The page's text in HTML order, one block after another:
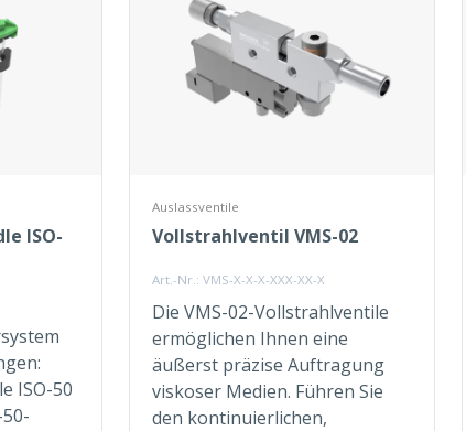
ISO-
ISO-50
Auslassventile
Vollstrahlventil VMS-02
Art.-Nr.: VMS-X-X-X-XXX-XX-X
Die VMS-02-Vollstrahlventile
ermöglichen Ihnen eine
äußerst präzise Auftragung
viskoser Medien. Führen Sie
den kontinuierlichen,